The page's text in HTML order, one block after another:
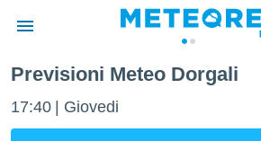
di
Previsioni Meteo Dorgali
17:40 Giovedi